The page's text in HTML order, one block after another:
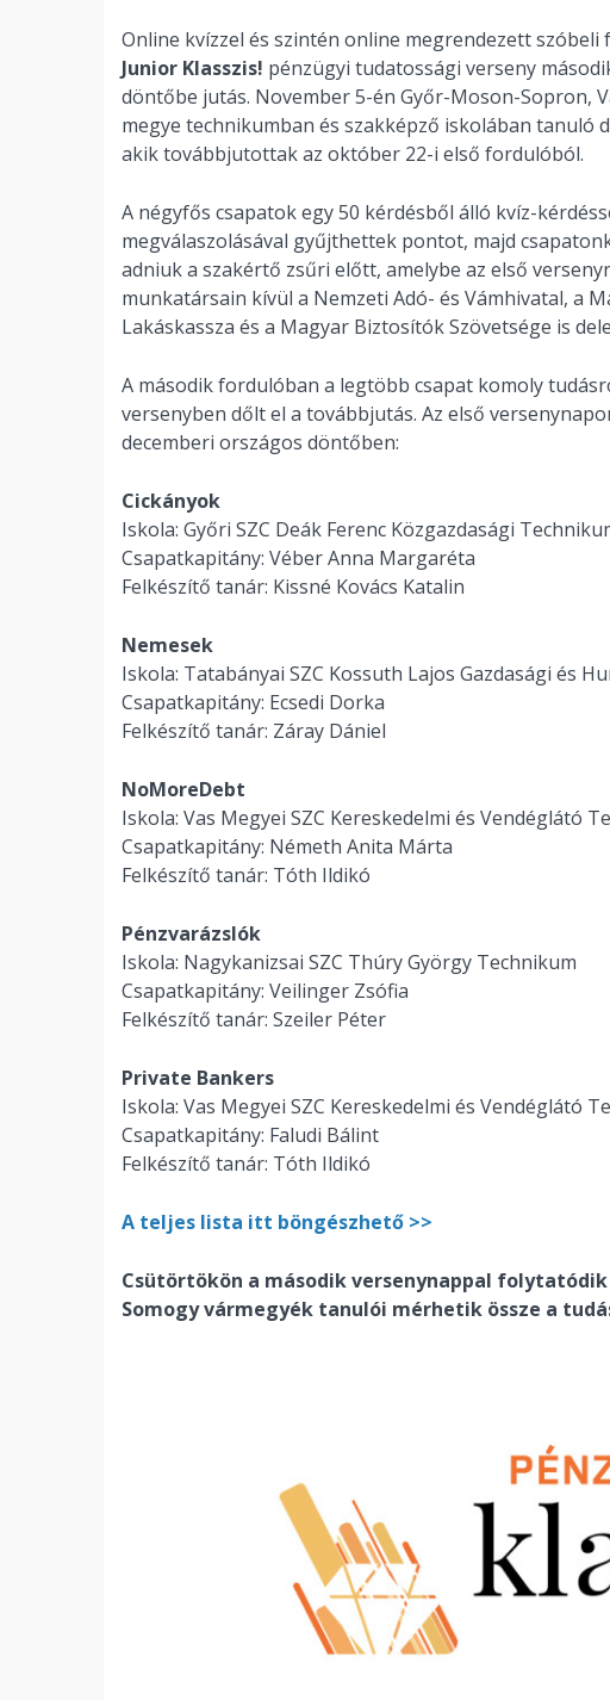
Online kvízzel és szintén online megrendezett szóbeli
Junior Klasszis! pénzügyi tudatossági verseny
döntőbe jutás. November 5-én Győr-Moson-Sopron,
megye technikumban és szakképző iskolában tanuló
akik továbbjutottak az október 22-i első fordulóból.
A négyfős csapatok egy 50 kérdésből álló kvíz-
megválaszolásával gyűjthettek pontot, majd
adniuk a szakértő zsűri előtt, amelybe az első
munkatársain kívül a Nemzeti Adó- és Vámhivatal, a
Lakáskassza és a Magyar Biztosítók Szövetsége is
A második fordulóban a legtöbb csapat komoly
versenyben dőlt el a továbbjutás. Az első
decemberi országos döntőben:
Cickányok
Iskola: Győri SZC Deák Ferenc Közgazdasági
Csapatkapitány: Véber Anna Margaréta
Felkészítő tanár: Kissné Kovács Katalin
Nemesek
Iskola: Tatabányai SZC Kossuth Lajos Gazdasági és
Csapatkapitány: Ecsedi Dorka
Felkészítő tanár: Záray Dániel
NoMoreDebt
Iskola: Vas Megyei SZC Kereskedelmi és Vendéglátó
Csapatkapitány: Németh Anita Márta
Felkészítő tanár: Tóth Ildikó
Pénzvarázslók
Iskola: Nagykanizsai SZC Thúry György Technikum
Csapatkapitány: Veilinger Zsófia
Felkészítő tanár: Szeiler Péter
Private Bankers
Iskola: Vas Megyei SZC Kereskedelmi és Vendéglátó
Csapatkapitány: Faludi Bálint
Felkészítő tanár: Tóth Ildikó
A teljes lista itt böngészhető >>
Csütörtökön a második versenynappal
Somogy vármegyék tanulói mérhetik össze a